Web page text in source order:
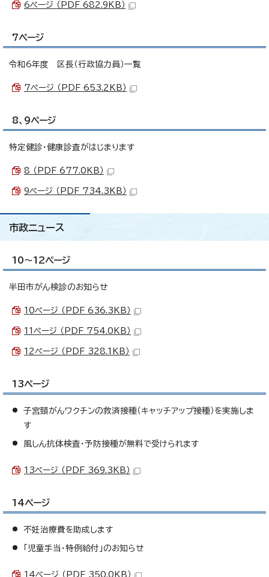
6ページ （PDF 682.9KB）
7ページ
令和6年度 区長（行政協力員）一覧
7ページ （PDF 653.2KB）
8、9ページ
特定健診・健康診査がはじまります
8 （PDF 677.0KB）
9ページ （PDF 734.3KB）
市政ニュース
10～12ページ
半田市がん検診のお知らせ
10ページ （PDF 636.3KB）
11ページ （PDF 754.0KB）
12ページ （PDF 328.1KB）
13ページ
子宮頸がんワクチンの救済接種（キャッチアップ接種）を実施しま
す
風しん抗体検査・予防接種が無料で受けられます
13ページ （PDF 369.3KB）
14ページ
不妊治療費を助成します
「児童手当・特例給付」のお知らせ
14ページ （PDF 350.0KB）